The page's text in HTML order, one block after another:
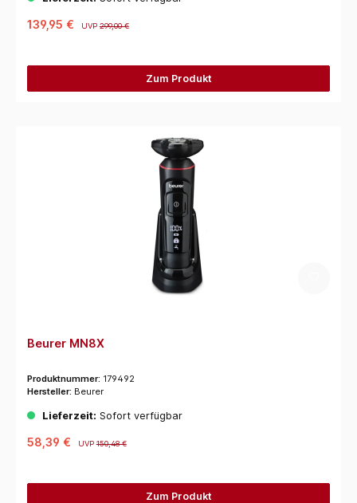
139,95 € UVP299,00 €
Zum Produkt
Beurer MN8X
Produktnummer: 179492
Hersteller: Beurer
Lieferzeit: Sofort verfügbar
58,39 € UVP150,48 €
Zum Produkt